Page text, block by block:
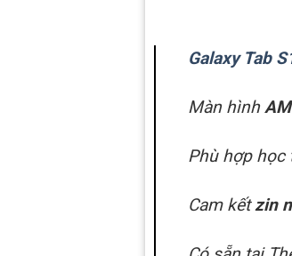
Galaxy Tab
Màn hình
Phù hợp học
Cam kếtzin